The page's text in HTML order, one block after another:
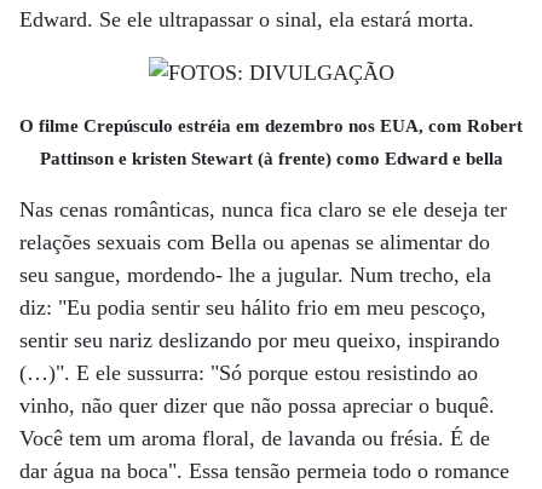
Edward. Se ele ultrapassar o sinal, ela estará morta.
O filme Crepúsculo estréia em dezembro nos EUA, com Robert
Pattinson e kristen Stewart (à frente) como Edward e bella
Nas cenas românticas, nunca fica claro se ele deseja ter
relações sexuais com Bella ou apenas se alimentar do
seu sangue, mordendo- lhe a jugular. Num trecho, ela
diz: "Eu podia sentir seu hálito frio em meu pescoço,
sentir seu nariz deslizando por meu queixo, inspirando
(…)". E ele sussurra: "Só porque estou resistindo ao
vinho, não quer dizer que não possa apreciar o buquê.
Você tem um aroma floral, de lavanda ou frésia. É de
dar água na boca". Essa tensão permeia todo o romance